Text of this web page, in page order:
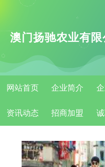
澳门扬驰农业有限
网站首页 企业简介
资讯动态 招商加盟